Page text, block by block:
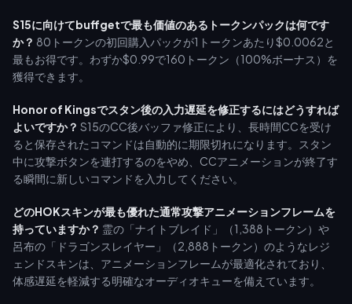
S15に向けてbuffgetで最も価値のあるトークンパックは何です
か？ 80トークンの初回購入パックが1トークンあたり$0.0062と
最もお得です。わずか$0.99で160トークン（100%ボーナス）を
獲得できます。
Honor of Kingsでスタン後の入力遅延を修正するにはどうすれば
よいですか？ S15のCC後バッファ修正により、長時間CCを受け
ると保存されたコマンドは自動的に期限切れになります。スタン
中に攻撃ボタンを連打するのをやめ、CCアニメーションが終了す
る瞬間に新しいコマンドを入力してください。
どのHOKスキンが最も優れた通常攻撃アニメーションフレームを
持っていますか？ 霊の「ナイトブレイド」（1,388トークン）や
呂布の「ドラゴンスレイヤー」（2,888トークン）のようなレジ
ェンドスキンは、アニメーションフレームが最適化されており、
体感遅延を軽減する明確なオーディオキューを備えています。